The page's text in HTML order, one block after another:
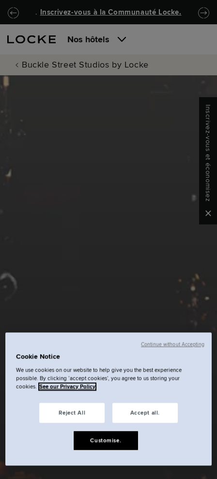
Passer au contenu principal
Locke.Header.SkipToNav
. Inscrivez-vous à laCommunauté Locke.
Nos hôtels
Buckle Street Studios by Locke
Inscrivez-vous et économisez
Cookie Notice
We use cookies on our website to help give you the best experience
possible. By clicking ‘accept cookies’, you agree to us storing your
cookies. See our Privacy Policy
Reject All Accept all.
Customise.
Continue without Accepting